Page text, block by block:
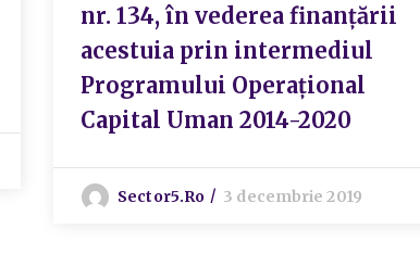
nr. 134, în vederea finanțării
acestuia prin intermediul
Programului Operațional
Capital Uman 2014-2020
Sector5.ro 3 decembrie 2019